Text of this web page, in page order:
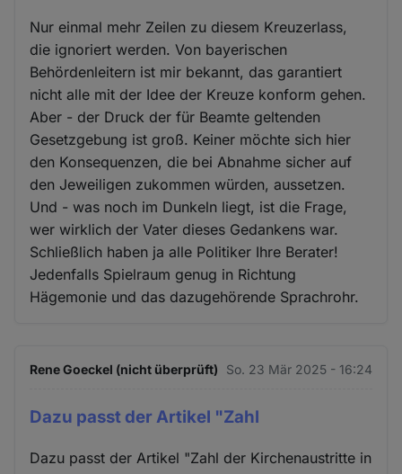
Nur einmal mehr Zeilen zu diesem Kreuzerlass,
die ignoriert werden. Von bayerischen
Behördenleitern ist mir bekannt, das garantiert
nicht alle mit der Idee der Kreuze konform gehen.
Aber - der Druck der für Beamte geltenden
Gesetzgebung ist groß. Keiner möchte sich hier
den Konsequenzen, die bei Abnahme sicher auf
den Jeweiligen zukommen würden, aussetzen.
Und - was noch im Dunkeln liegt, ist die Frage,
wer wirklich der Vater dieses Gedankens war.
Schließlich haben ja alle Politiker Ihre Berater!
Jedenfalls Spielraum genug in Richtung
Hägemonie und das dazugehörende Sprachrohr.
Rene Goeckel (nicht überprüft) So. 23 Mär 2025 - 16:24
Dazu passt der Artikel "Zahl
Dazu passt der Artikel "Zahl der Kirchenaustritte in